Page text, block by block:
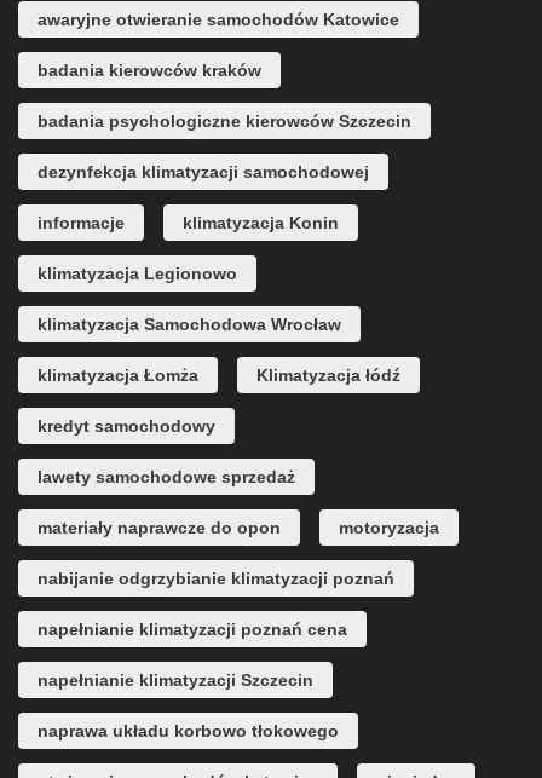
awaryjne otwieranie samochodów Katowice
badania kierowców kraków
badania psychologiczne kierowców Szczecin
dezynfekcja klimatyzacji samochodowej
informacje klimatyzacja Konin
klimatyzacja Legionowo
klimatyzacja Samochodowa Wrocław
klimatyzacja Łomża Klimatyzacja łódź
kredyt samochodowy
lawety samochodowe sprzedaż
materiały naprawcze do opon motoryzacja
nabijanie odgrzybianie klimatyzacji poznań
napełnianie klimatyzacji poznań cena
napełnianie klimatyzacji Szczecin
naprawa układu korbowo tłokowego